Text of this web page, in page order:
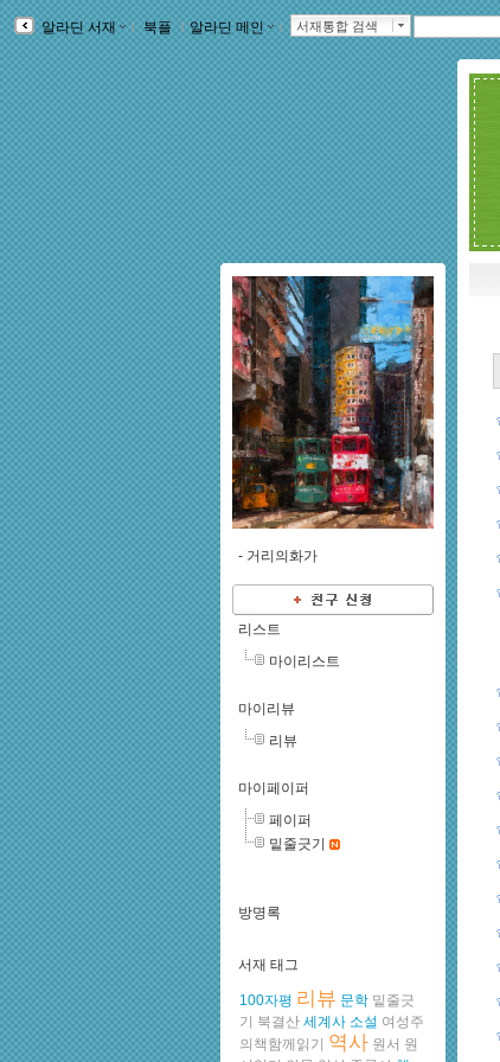
알라딘 서재 ｌ 북플 ｌ 알라딘 메인 ｌ 서재통합 검색
- 거리의화가
리스트
마이리스트
마이리뷰
리뷰
마이페이퍼
페이퍼
밑줄긋기
방명록
서재 태그
100자평 리뷰 문학 밑줄긋
기 북결산 세계사 소설 여성주
의책함께읽기 역사 원서 원